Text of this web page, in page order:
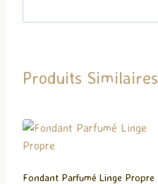
n
Produits Similaires
Fondant Parfumé Linge Propre